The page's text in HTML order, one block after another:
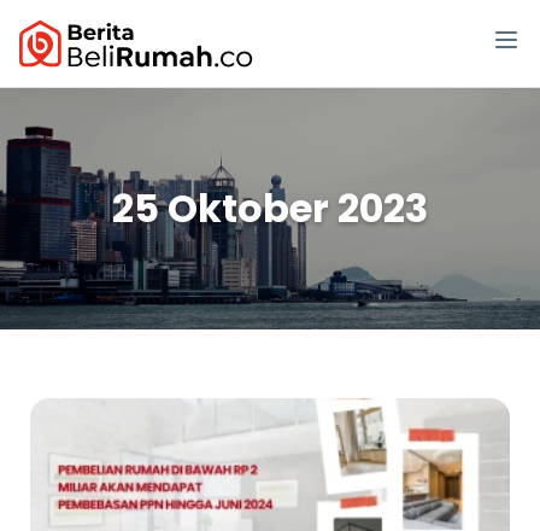
25 Oktober 2023